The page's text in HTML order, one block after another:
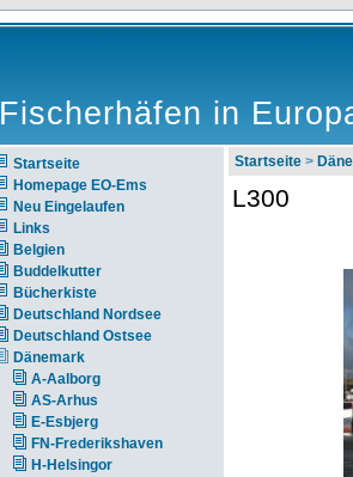
Fischerhäfen in
Startseite
Homepage EO-Ems
Neu Eingelaufen
Links
Belgien
Buddelkutter
Bücherkiste
Deutschland Nordsee
Deutschland Ostsee
Dänemark
A-Aalborg
AS-Arhus
E-Esbjerg
FN-Frederikshaven
H-Helsingor
Startseite >
L300